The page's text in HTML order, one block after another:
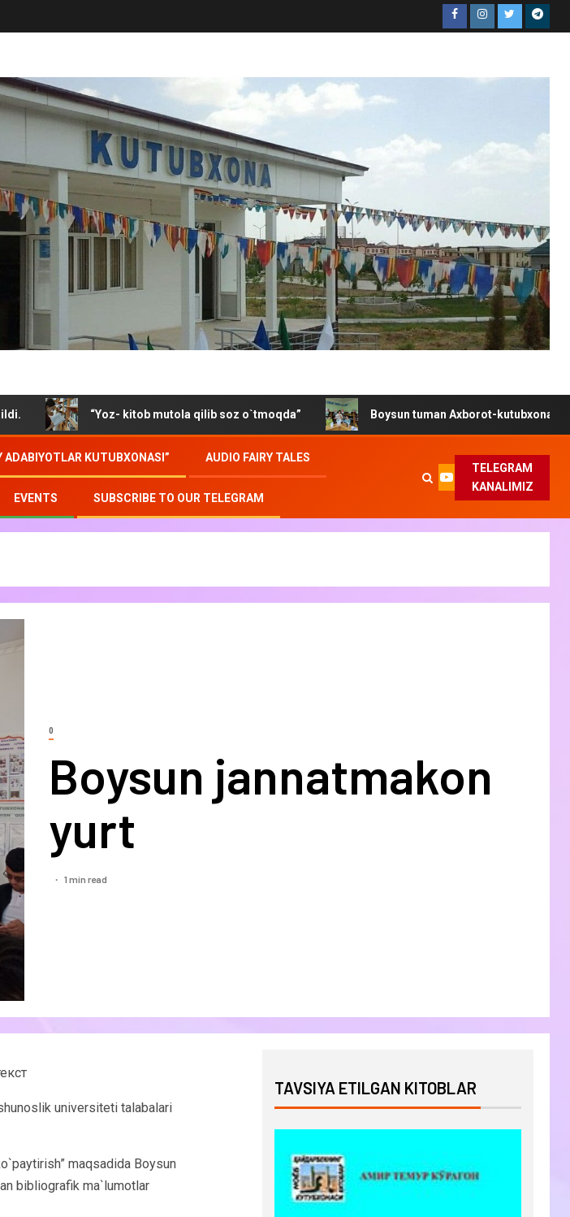
“Yoz- kitob mutola qilib soz o`tmoqda” Boysun tuman Axborot-kutubxona markazida
ADABIYOTLAR KUTUBXONASI” AUDIO FAIRY TALES
EVENTS SUBSCRIBE TO OUR TELEGRAM
TELEGRAM
KANALIMIZ
0
Boysun jannatmakon
yurt
1 min read
universiteti talabalari
maqsadida Boysun
bibliografik ma`lumotlar
TAVSIYA ETILGAN KITOBLAR